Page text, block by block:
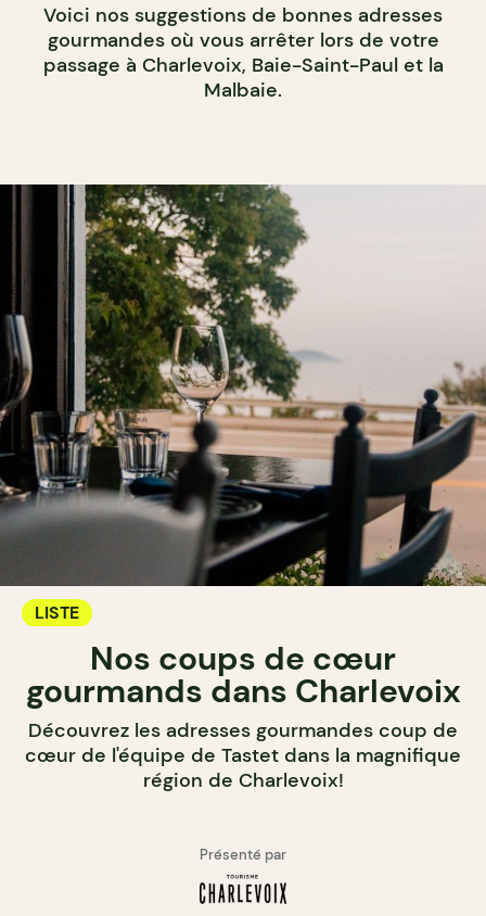
Voici nos suggestions de bonnes adresses
gourmandes où vous arrêter lors de votre
passage à Charlevoix, Baie-Saint-Paul et la
Malbaie.
LISTE
Nos coups de cœur
gourmands dans Charlevoix
Découvrez les adresses gourmandes coup de
cœur de l'équipe de Tastet dans la magnifique
région de Charlevoix!
Présenté par